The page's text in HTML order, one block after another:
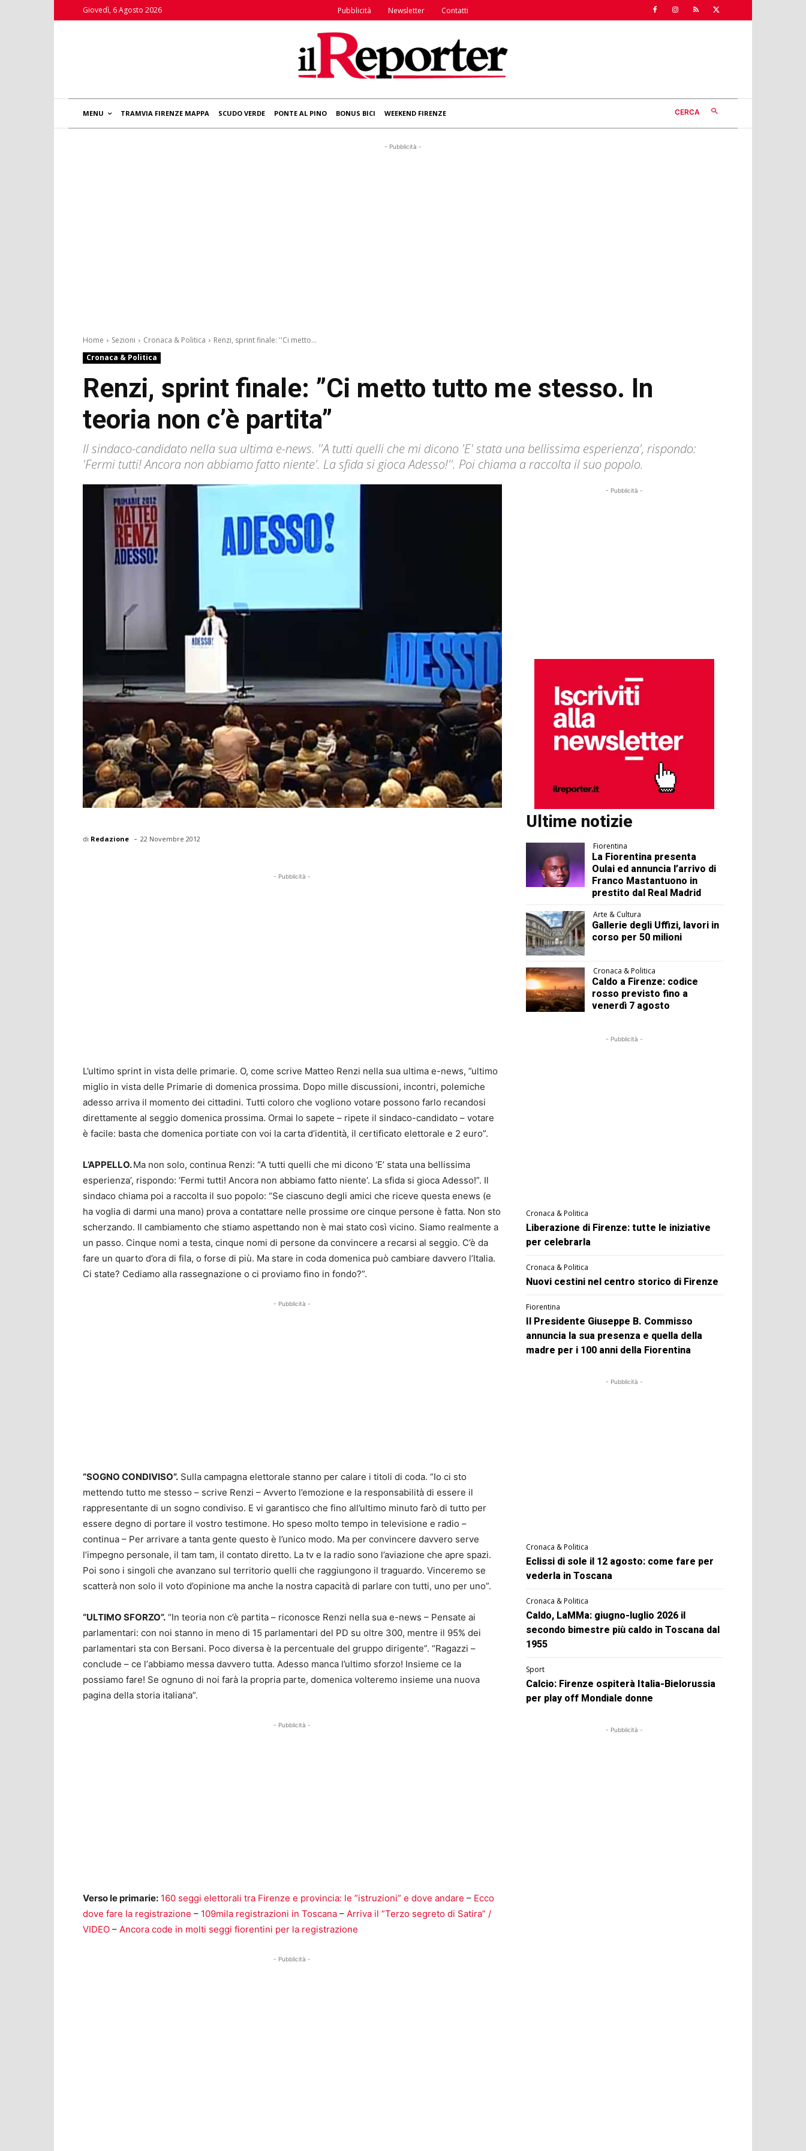
Giovedì, 6 Agosto 2026 Pubblicità Newsletter Contatti
MENU TRAMVIA FIRENZE MAPPA SCUDO VERDE PONTE AL PINO BONUS BICI WEEKEND FIRENZE CERCA
- Pubblicità -
Home Sezioni Cronaca & Politica
Renzi, sprint finale: ''Ci metto...
Cronaca & Politica
Renzi, sprint finale: ”Ci metto tutto me stesso. In
teoria non c’è partita”
Il sindaco-candidato nella sua ultima e-news. ''A tutti quelli che mi dicono 'E' stata una bellissima esperienza', rispondo:
'Fermi tutti! Ancora non abbiamo fatto niente'. La sfida si gioca Adesso!''. Poi chiama a raccolta il suo popolo.
di Redazione - 22 Novembre 2012
- Pubblicità -
L’ultimo sprint in vista delle primarie. O, come scrive Matteo Renzi nella sua ultima e-news, ”ultimo
miglio in vista delle Primarie di domenica prossima. Dopo mille discussioni, incontri, polemiche
adesso arriva il momento dei cittadini. Tutti coloro che vogliono votare possono farlo recandosi
direttamente al seggio domenica prossima. Ormai lo sapete – ripete il sindaco-candidato – votare
è facile: basta che domenica portiate con voi la carta d’identità, il certificato elettorale e 2 euro”.
L’APPELLO.Ma non solo, continua Renzi: “A tutti quelli che mi dicono ‘E’ stata una bellissima
esperienza’, rispondo: ‘Fermi tutti! Ancora non abbiamo fatto niente’. La sfida si gioca Adesso!”. Il
sindaco chiama poi a raccolta il suo popolo: “Se ciascuno degli amici che riceve questa enews (e
ha voglia di darmi una mano) prova a contattare nelle prossime ore cinque persone è fatta. Non sto
scherzando. Il cambiamento che stiamo aspettando non è mai stato così vicino. Siamo realmente a
un passo. Cinque nomi a testa, cinque nomi di persone da convincere a recarsi al seggio. C’è da
fare un quarto d’ora di fila, o forse di più. Ma stare in coda domenica può cambiare davvero l’Italia.
Ci state? Cediamo alla rassegnazione o ci proviamo fino in fondo?”.
- Pubblicità -
“SOGNO CONDIVISO”. Sulla campagna elettorale stanno per calare i titoli di coda. “Io ci sto
mettendo tutto me stesso – scrive Renzi – Avverto l’emozione e la responsabilità di essere il
rappresentante di un sogno condiviso. E vi garantisco che fino all’ultimo minuto farò di tutto per
essere degno di portare il vostro testimone. Ho speso molto tempo in televisione e radio –
continua – Per arrivare a tanta gente questo è l’unico modo. Ma per convincere davvero serve
l’impegno personale, il tam tam, il contato diretto. La tv e la radio sono l’aviazione che apre spazi.
Poi sono i singoli che avanzano sul territorio quelli che raggiungono il traguardo. Vinceremo se
scatterà non solo il voto d’opinione ma anche la nostra capacità di parlare con tutti, uno per uno”.
“ULTIMO SFORZO”. “In teoria non c’è partita – riconosce Renzi nella sua e-news – Pensate ai
parlamentari: con noi stanno in meno di 15 parlamentari del PD su oltre 300, mentre il 95% dei
parlamentari sta con Bersani. Poco diversa è la percentuale del gruppo dirigente”. “Ragazzi –
conclude – ce l’abbiamo messa davvero tutta. Adesso manca l’ultimo sforzo! Insieme ce la
possiamo fare! Se ognuno di noi farà la propria parte, domenica volteremo insieme una nuova
pagina della storia italiana”.
- Pubblicità -
Verso le primarie: 160 seggi elettorali tra Firenze e provincia: le ”istruzioni” e dove andare – Ecco
dove fare la registrazione – 109mila registrazioni in Toscana – Arriva il ”Terzo segreto di Satira” /
VIDEO – Ancora code in molti seggi fiorentini per la registrazione
- Pubblicità -
- Pubblicità -
Ultime notizie
Fiorentina
La Fiorentina presenta
Oulai ed annuncia l’arrivo di
Franco Mastantuono in
prestito dal Real Madrid
Arte & Cultura
Gallerie degli Uffizi, lavori in
corso per 50 milioni
Cronaca & Politica
Caldo a Firenze: codice
rosso previsto fino a
venerdì 7 agosto
- Pubblicità -
Cronaca & Politica
Liberazione di Firenze: tutte le iniziative
per celebrarla
Cronaca & Politica
Nuovi cestini nel centro storico di Firenze
Fiorentina
Il Presidente Giuseppe B. Commisso
annuncia la sua presenza e quella della
madre per i 100 anni della Fiorentina
- Pubblicità -
Cronaca & Politica
Eclissi di sole il 12 agosto: come fare per
vederla in Toscana
Cronaca & Politica
Caldo, LaMMa: giugno-luglio 2026 il
secondo bimestre più caldo in Toscana dal
1955
Sport
Calcio: Firenze ospiterà Italia-Bielorussia
per play off Mondiale donne
- Pubblicità -